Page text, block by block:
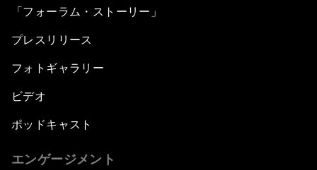
「フォーラム・ストーリー」
プレスリリース
フォトギャラリー
ビデオ
ポッドキャスト
エンゲージメント